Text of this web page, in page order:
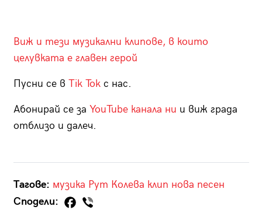
Виж и тези музикални клипове, в които
целувката е главен герой
Пусни се в Tik Tokс нас.
Абонирай се за YouTube канала ни и виж града
отблизо и далеч.
Тагове: музика Рут Колева клип нова песен
Сподели: